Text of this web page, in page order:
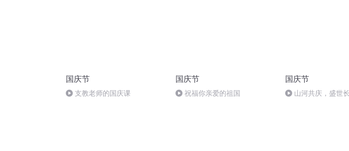
国庆节
支教老师的国庆课
国庆节
祝福你亲爱的祖国
国庆节
山河共庆，盛世